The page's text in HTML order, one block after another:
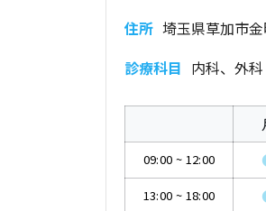
住所 埼玉県草加市
診療科目 内科、外科
09:00 ~ 12:00
13:00 ~ 18:00